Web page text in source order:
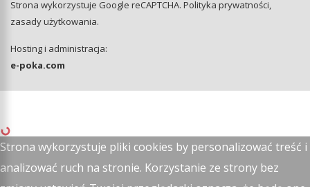
Strona wykorzystuje Google reCAPTCHA. Polityka prywatności,
zasady użytkowania.
Hosting i administracja:
e-poka.com
Strona wykorzystuje pliki cookies by personalizować treść i
analizować ruch na stronie. Korzystanie ze strony bez